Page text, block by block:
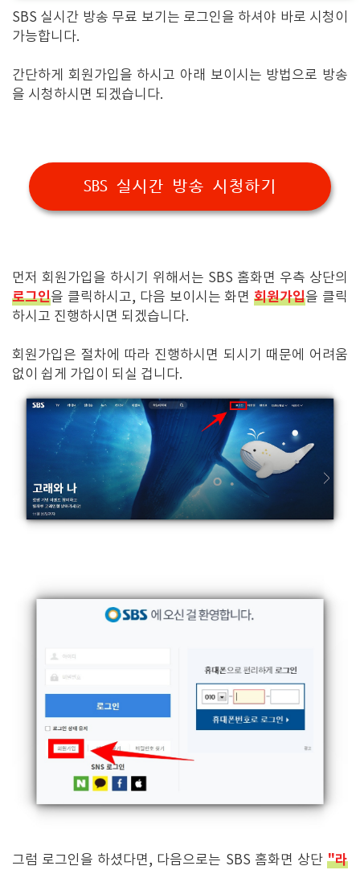
SBS 실시간 방송 무료 보기는 로그인을 하셔야 바로 시청이
가능합니다.
간단하게 회원가입을 하시고 아래 보이시는 방법으로 방송
을 시청하시면 되겠습니다.
SBS 실시간 방송 시청하기
먼저 회원가입을 하시기 위해서는 SBS 홈화면 우측 상단의
로그인을 클릭하시고, 다음 보이시는 화면회원가입을 클릭
하시고 진행하시면 되겠습니다.
회원가입은 절차에 따라 진행하시면 되시기 때문에 어려움
없이 쉽게 가입이 되실 겁니다.
그럼 로그인을 하셨다면, 다음으로는 SBS 홈화면 상단 "라